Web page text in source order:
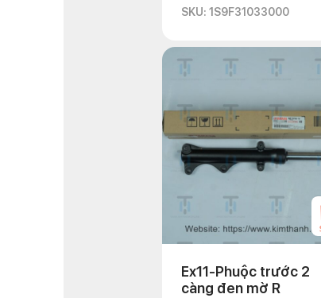
SKU: 1S9F31033000
Ex11-Phuộc trước 2
càng đen mờ R